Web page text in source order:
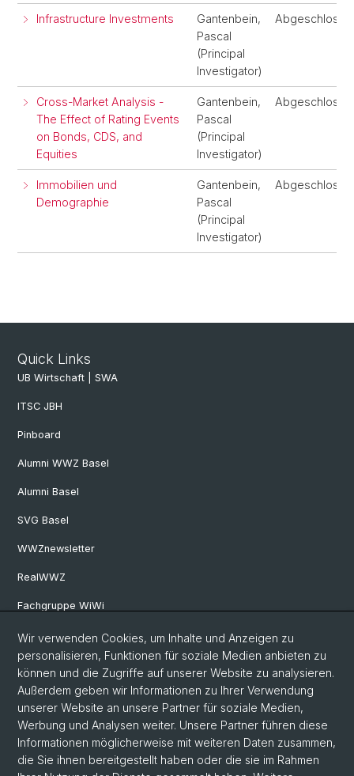
Infrastructure Investments
Gantenbein,
Pascal
(Principal
Investigator)
Cross-Market Analysis -
The Effect of Rating Events
on Bonds, CDS, and
Equities
Gantenbein,
Pascal
(Principal
Investigator)
Immobilien und
Demographie
Gantenbein,
Pascal
(Principal
Investigator)
Quick Links
UB Wirtschaft | SWA
ITSC JBH
Pinboard
Alumni WWZ Basel
Alumni Basel
SVG Basel
WWZnewsletter
RealWWZ
Fachgruppe WiWi
Social Media
LinkedIn
Youtube
Wir verwenden Cookies, um Inhalte und Anzeigen zu
personalisieren, Funktionen für soziale Medien anbieten zu
können und die Zugriffe auf unserer Website zu analysieren.
Außerdem geben wir Informationen zu Ihrer Verwendung
unserer Website an unsere Partner für soziale Medien,
Werbung und Analysen weiter. Unsere Partner führen diese
Informationen möglicherweise mit weiteren Daten zusammen,
die Sie ihnen bereitgestellt haben oder die sie im Rahmen